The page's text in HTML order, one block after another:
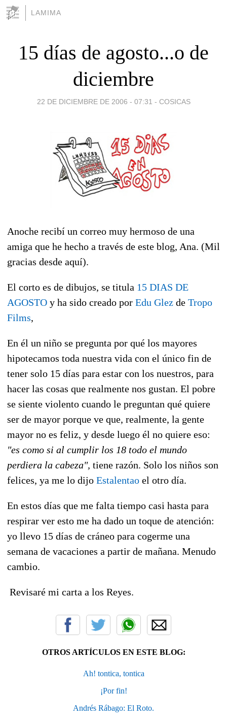
LAMIMA
15 días de agosto...o de
diciembre
22 DE DICIEMBRE DE 2006 - 07:31 - COSICAS
Anoche recibí un correo muy hermoso de una
amiga que he hecho a través de este blog, Ana. (Mil
gracias desde aquí).
El corto es de dibujos, se titula 15 DIAS DE
AGOSTO y ha sido creado por Edu Glez de Tropo
Films,
En él un niño se pregunta por qué los mayores
hipotecamos toda nuestra vida con el único fin de
tener solo 15 días para estar con los nuestros, para
hacer las cosas que realmente nos gustan. El pobre
se siente violento cuando le preguntan qué quiere
ser de mayor porque ve que, realmente, la gente
mayor no es feliz, y desde luego él no quiere eso:
"es como si al cumplir los 18 todo el mundo
perdiera la cabeza", tiene razón. Solo los niños son
felices, ya me lo dijo Estalentao el otro día.
En estos días que me falta tiempo casi hasta para
respirar ver esto me ha dado un toque de atención:
yo llevo 15 días de cráneo para cogerme una
semana de vacaciones a partir de mañana. Menudo
cambio.
Revisaré mi carta a los Reyes.
OTROS ARTÍCULOS EN ESTE BLOG:
Ah! tontica, tontica
¡Por fin!
Andrés Rábago: El Roto.